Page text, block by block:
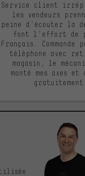
Service client
les vendeurs
peine d'écouter la
font l'effort de
Français. Commande
téléphone avec
magasin, le
monté mes axes et